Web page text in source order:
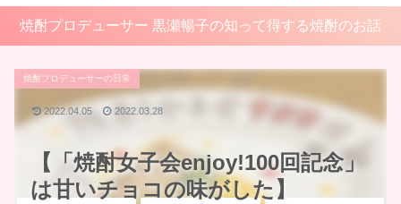
焼酎プロデューサー 黒瀬暢子の知って得する焼酎のお話
【「焼酎女子会enjoy!100回記念」
は甘いチョコの味がした】
焼酎プロデューサーの日常
2022.04.05 2022.03.28